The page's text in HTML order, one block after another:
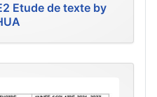
Etude de texte by